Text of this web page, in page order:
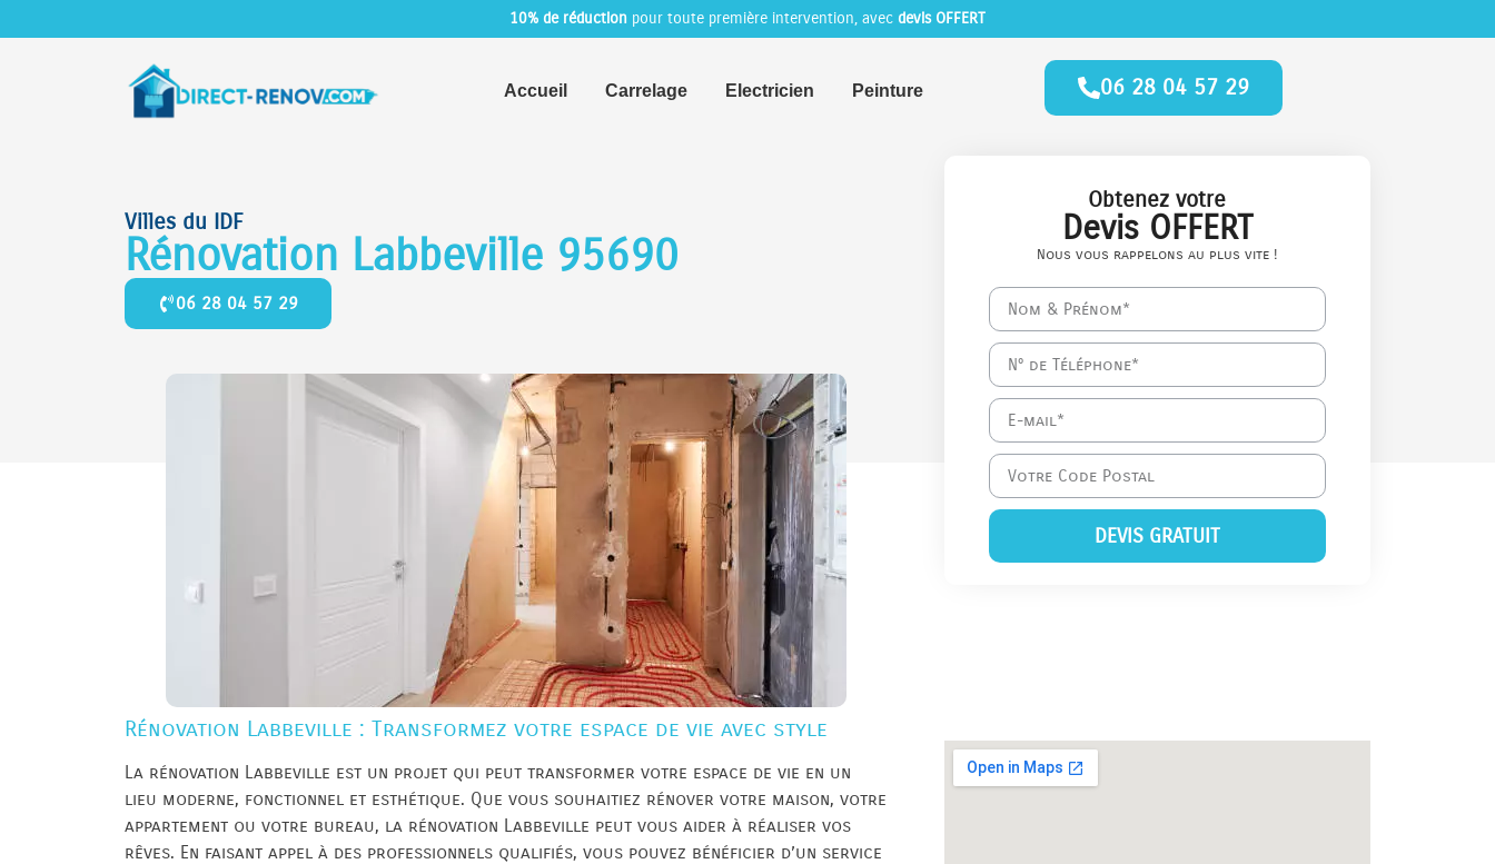
10% de réduction pour toute première intervention, avec devis OFFERT
Accueil Carrelage Electricien Peinture 06 28 04 57 29
Villes du IDF
Rénovation Labbeville 95690
06 28 04 57 29
Obtenez votre
Devis OFFERT
Nous vous rappelons au plus vite !
DEVIS GRATUIT
Rénovation Labbeville : Transformez votre espace de vie avec style
La rénovation Labbeville est un projet qui peut transformer votre espace de vie en un
lieu moderne, fonctionnel et esthétique. Que vous souhaitiez rénover votre maison, votre
appartement ou votre bureau, la rénovation Labbeville peut vous aider à réaliser vos
rêves. En faisant appel à des professionnels qualifiés, vous pouvez bénéficier d’un service